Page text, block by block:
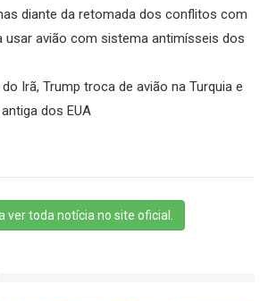
diante da retomada dos conflitos com
usar avião com sistema antimísseis dos
Irã, Trump troca de avião na Turquia e
dos EUA
ver toda notícia no site oficial.